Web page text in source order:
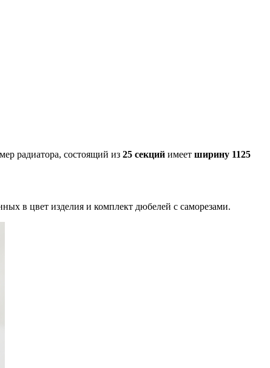
радиатора, состоящий из 25 секций имеет ширину 1125
в цвет изделия и комплект дюбелей с саморезами.